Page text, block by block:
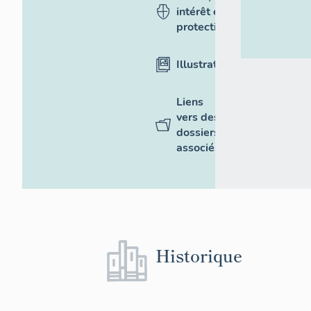
intérêt et
protection
Illustrations
Liens
vers des
dossiers
associés
Historique